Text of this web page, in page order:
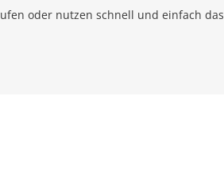
oder nutzen schnell und einfach das